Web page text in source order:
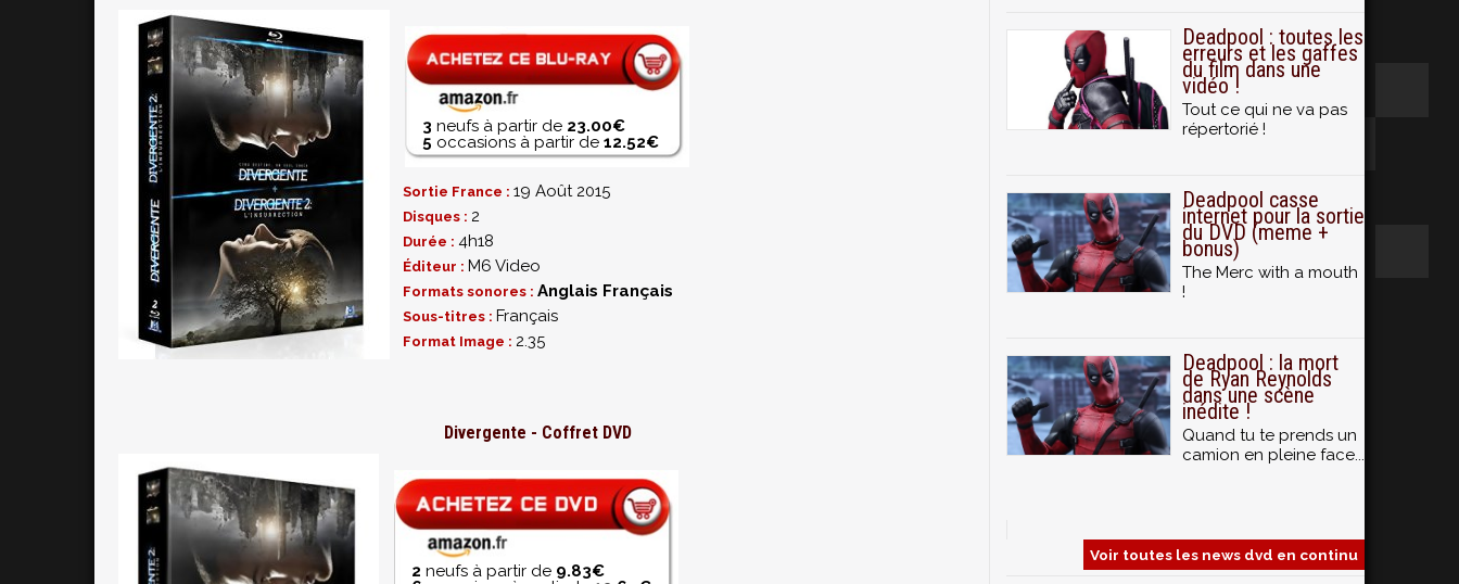
3 neufs à partir de 23.00€
5 occasions à partir de 12.52€
Sortie France : 19 Août 2015
Disques : 2
Durée : 4h18
Éditeur : M6 Video
Formats sonores : Anglais Français
Sous-titres : Français
Format Image : 2.35
Divergente - Coffret DVD
2 neufs à partir de 9.83€
Deadpool : toutes les
erreurs et les gaffes
du film dans une
vidéo !
Tout ce qui ne va pas
répertorié !
Deadpool casse
internet pour la sortie
du DVD (meme +
bonus)
The Merc with a mouth
!
Deadpool : la mort
de Ryan Reynolds
dans une scène
inédite !
Quand tu te prends un
camion en pleine face...
Voir toutes les news dvd en continu